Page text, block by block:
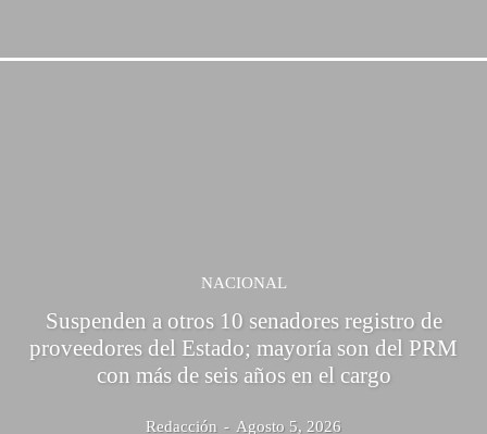
NACIONAL
Suspenden a otros 10 senadores registro de
proveedores del Estado; mayoría son del PRM
con más de seis años en el cargo
Redacción - Agosto 5, 2026